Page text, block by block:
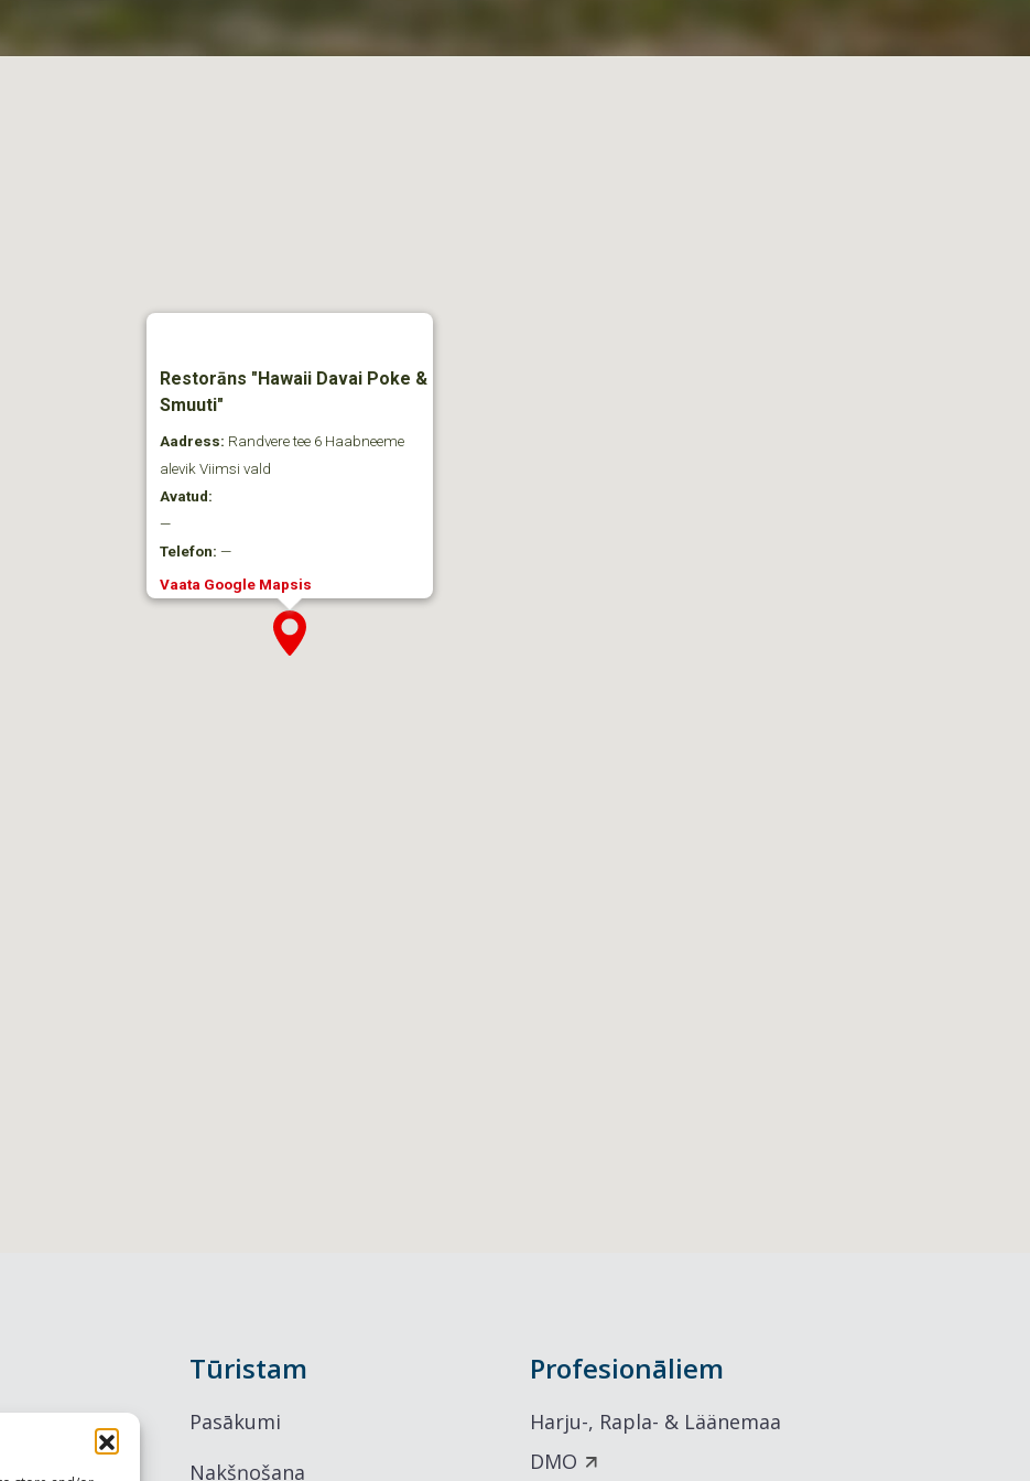
Restorāns "Hawaii Davai Poke &
Smuuti"
Aadress: Randvere tee 6 Haabneeme
alevik Viimsi vald
Avatud:
—
Telefon: —
Vaata Google Mapsis
Tūristam
Pasākumi
Nakšņošana
Profesionāliem
Harju-, Rapla- & Läänemaa
DMO